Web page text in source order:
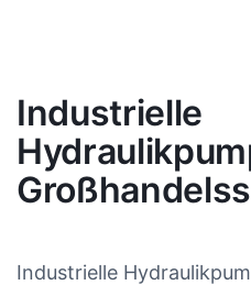
Industrielle
Industrielle